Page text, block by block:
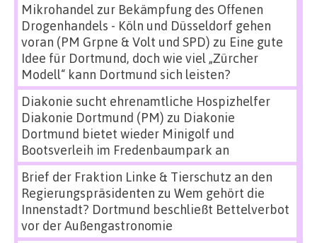
Mikrohandel zur Bekämpfung des Offenen
Drogenhandels - Köln und Düsseldorf gehen
voran (PM Grpne & Volt und SPD) zu Eine gute
Idee für Dortmund, doch wie viel „Zürcher
Modell“ kann Dortmund sich leisten?
Diakonie sucht ehrenamtliche Hospizhelfer
Diakonie Dortmund (PM) zu Diakonie
Dortmund bietet wieder Minigolf und
Bootsverleih im Fredenbaumpark an
Brief der Fraktion Linke & Tierschutz an den
Regierungspräsidenten zu Wem gehört die
Innenstadt? Dortmund beschließt Bettelverbot
vor der Außengastronomie